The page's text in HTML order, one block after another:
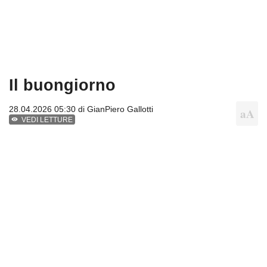
Il buongiorno
28.04.2026 05:30 di GianPiero Gallotti
VEDI LETTURE